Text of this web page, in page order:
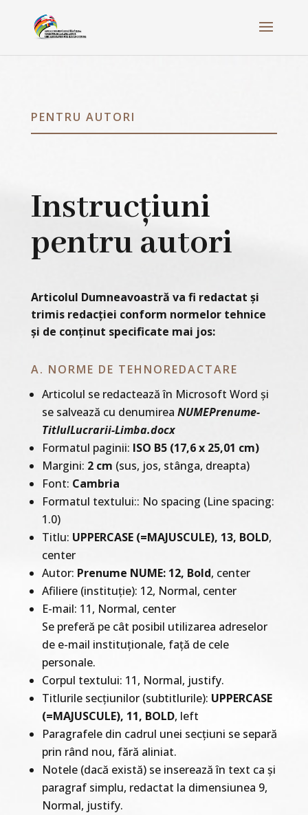
PENTRU AUTORI
Instrucțiuni
pentru autori
Articolul Dumneavoastră va fi redactat și
trimis redacției conform normelor tehnice
și de conținut specificate mai jos:
A. NORME DE TEHNOREDACTARE
Articolul se redactează în Microsoft Word și
se salvează cu denumirea NUMEPrenume-
TitlulLucrarii-Limba.docx
Formatul paginii: ISO B5 (17,6 x 25,01 cm)
Margini: 2 cm (sus, jos, stânga, dreapta)
Font: Cambria
Formatul textului:: No spacing (Line spacing:
1.0)
Titlu: UPPERCASE (=MAJUSCULE), 13, BOLD,
center
Autor: Prenume NUME: 12, Bold, center
Afiliere (instituție): 12, Normal, center
E-mail: 11, Normal, center
Se preferă pe cât posibil utilizarea adreselor
de e-mail instituționale, față de cele
personale.
Corpul textului: 11, Normal, justify.
Titlurile secțiunilor (subtitlurile): UPPERCASE
(=MAJUSCULE), 11, BOLD, left
Paragrafele din cadrul unei secțiuni se separă
prin rând nou, fără aliniat.
Notele (dacă există) se inserează în text ca și
paragraf simplu, redactat la dimensiunea 9,
Normal, justify.